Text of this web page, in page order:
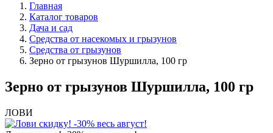
Главная
Каталог товаров
Дача и сад
Средства от насекомых и грызунов
Средства от грызунов
Зерно от грызунов Шуршилла, 100 гр
Зерно от грызунов Шуршилла, 100 гр
ЛОВИ